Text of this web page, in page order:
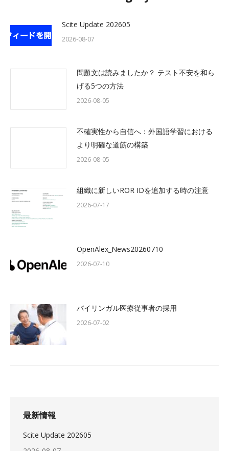
Scite Update 202605
2026-08-07
問題文は読みましたか？ テスト不安を和ら
げる5つの方法
2026-08-05
不確実性から自信へ：外国語学習における
より明確な道筋の構築
2026-08-05
組織に新しいROR IDを追加する時の注意
2026-07-17
OpenAlex_News20260710
2026-07-10
バイリンガル医療従事者の採用
2026-07-02
最新情報
Scite Update 202605